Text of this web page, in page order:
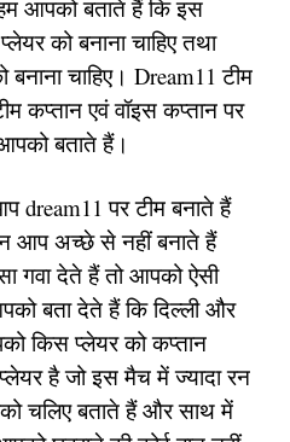
आपको बताते हैं कि इस
को बनाना चाहिए तथा
चाहिए। Dream11 टीम
कप्तान एवं वॉइस कप्तान पर
बताते हैं।
dream11 पर टीम बनाते हैं
आप अच्छे से नहीं बनाते हैं
गवा देते हैं तो आपको ऐसी
बता देते हैं कि दिल्ली और
किस प्लेयर को कप्तान
है जो इस मैच में ज्यादा रन
चलिए बताते हैं और साथ में